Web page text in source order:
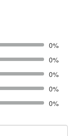
0%
0%
0%
0%
0%